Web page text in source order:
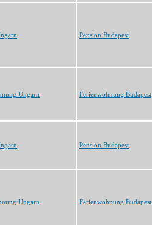
Pension Budapest
Ungarn Ferienwohnung Budapest
Pension Budapest
Ungarn Ferienwohnung Budapest